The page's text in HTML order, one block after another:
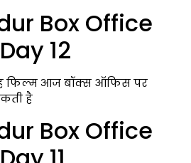
Box Office
12
फिल्म आज बॉक्स ऑफिस पर
है
Box Office